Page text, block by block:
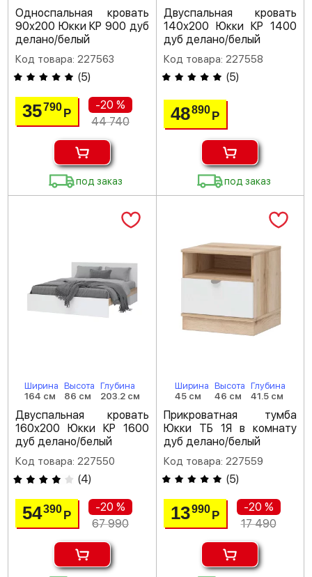
Односпальная кровать
90х200 Юкки КР 900 дуб
делано/белый
Код товара: 227563
(5)
35790Р
-20 %
44 740
под заказ
Двуспальная кровать
140х200 Юкки КР 1400
дуб делано/белый
Код товара: 227558
(5)
48890 Р
под заказ
Ширина
164 см
Высота
86 см
Глубина
203.2 см
Двуспальная кровать
160х200 Юкки КР 1600
дуб делано/белый
Код товара: 227550
(4)
54390Р
-20 %
67 990
Ширина
45 см
Высота
46 см
Глубина
41.5 см
Прикроватная тумба
Юкки ТБ 1Я в комнату
дуб делано/белый
Код товара: 227559
(5)
13990 Р
-20 %
17 490